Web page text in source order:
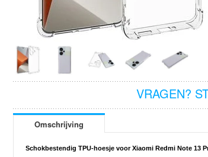
VRAGEN?
Omschrijving
Schokbestendig TPU-hoesje voor Xiaomi Redmi Note 13